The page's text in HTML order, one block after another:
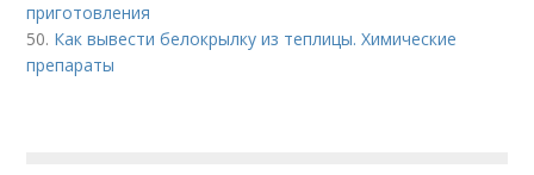
приготовления
50. Как вывести белокрылку из теплицы. Химические
препараты